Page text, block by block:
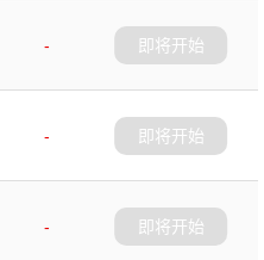
-
即将开始
-
即将开始
-
即将开始